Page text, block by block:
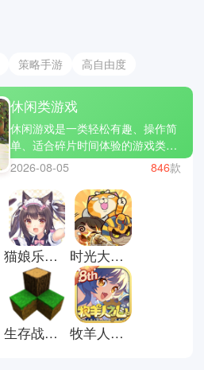
策略手游 高自由度
休闲类游戏
休闲游戏是一类轻松有趣、操作简
单、适合碎片时间体验的游戏类
型，让玩家在短时间内获得乐趣和
放松。小编为大家精选了几款热门
休闲游戏：旅行青蛙、开心消消
乐、糖果传奇。休闲游戏不仅让你
打发时间，还能带来成就感和小小
的惊喜。立即下载休闲游戏合集，
让轻松有趣的游戏陪伴你的每一
天，放松心情，享受片刻欢乐!
2026-08-05 846款
猫娘乐园galgame游戏 时光大爆炸国际服
生存战争联机版 牧羊人之心官方正版